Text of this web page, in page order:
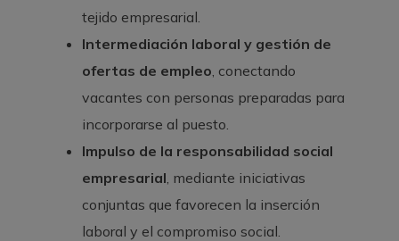
tejido empresarial.
Intermediación laboral y gestión de
ofertas de empleo , conectando
vacantes con personas preparadas para
incorporarse al puesto.
Impulso de la responsabilidad social
empresarial , mediante iniciativas
conjuntas que favorecen la inserción
laboral y el compromiso social.